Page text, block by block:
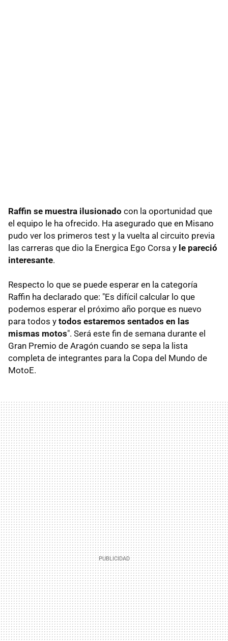
Raffin se muestra ilusionado con la oportunidad que
el equipo le ha ofrecido. Ha asegurado que en Misano
pudo ver los primeros test y la vuelta al circuito previa
las carreras que dio la Energica Ego Corsa y le pareció
interesante.
Respecto lo que se puede esperar en la categoría
Raffin ha declarado que: "Es difícil calcular lo que
podemos esperar el próximo año porque es nuevo
para todos y todos estaremos sentados en las
mismas motos". Será este fin de semana durante el
Gran Premio de Aragón cuando se sepa la lista
completa de integrantes para la Copa del Mundo de
MotoE.